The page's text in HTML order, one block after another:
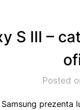
S III –
Posted
prezenta